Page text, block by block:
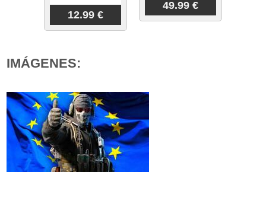
12.99 €
49.99 €
IMÁGENES: